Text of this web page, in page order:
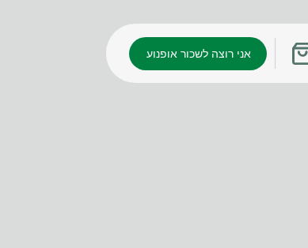
אני רוצה לשכור אופנוע